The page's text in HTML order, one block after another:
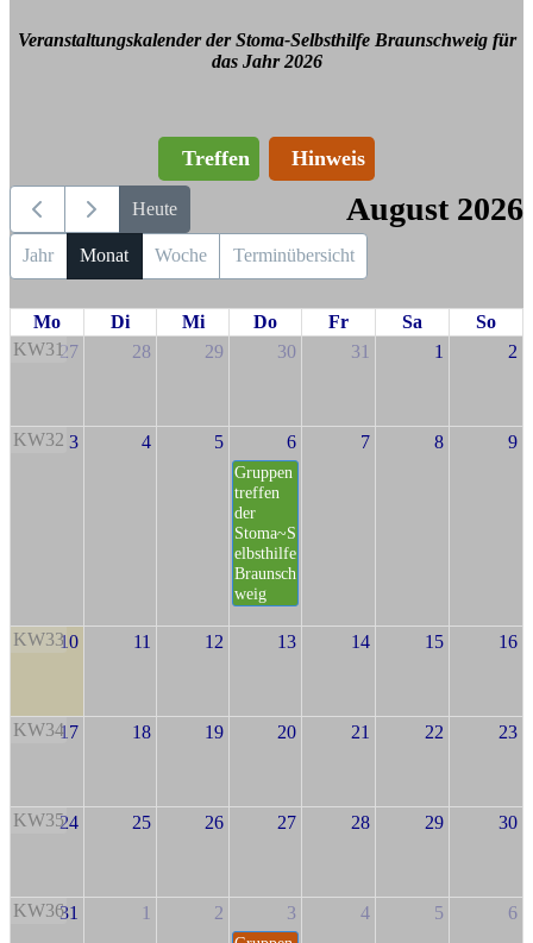
Veranstaltungskalender der Stoma-Selbsthilfe Braunschweig für
das Jahr 2026
Treffen Hinweis
Heute August 2026
Jahr Monat Woche Terminübersicht
Mo Di Mi Do Fr Sa
So
KW3127 28 29 30 31 1 2
KW32 3 4 5 6
Gruppen
treffen
der
Stoma~S
elbsthilfe
Braunsch
weig
7 8 9
KW3310 11 12 13 14 15 16
KW3417 18 19 20 21 22 23
KW3524 25 26 27 28 29 30
KW3631 1 2 3 4 5 6